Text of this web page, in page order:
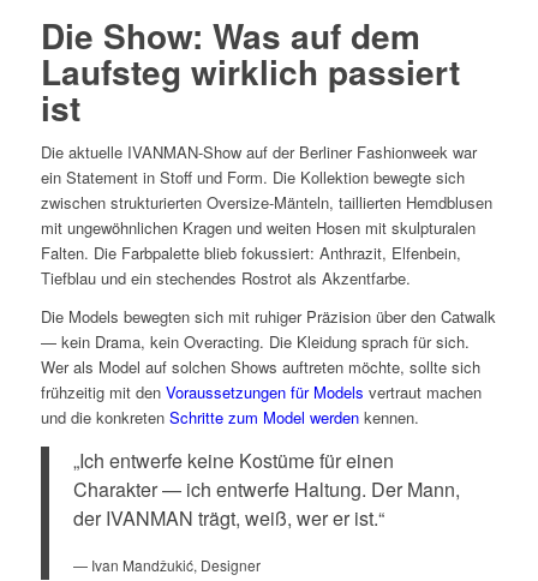
Die Show: Was auf dem
Laufsteg wirklich passiert
ist
Die aktuelle IVANMAN-Show auf der Berliner Fashionweek war
ein Statement in Stoff und Form. Die Kollektion bewegte sich
zwischen strukturierten Oversize-Mänteln, taillierten Hemdblusen
mit ungewöhnlichen Kragen und weiten Hosen mit skulpturalen
Falten. Die Farbpalette blieb fokussiert: Anthrazit, Elfenbein,
Tiefblau und ein stechendes Rostrot als Akzentfarbe.
Die Models bewegten sich mit ruhiger Präzision über den Catwalk
— kein Drama, kein Overacting. Die Kleidung sprach für sich.
Wer als Model auf solchen Shows auftreten möchte, sollte sich
frühzeitig mit den Voraussetzungen für Models vertraut machen
und die konkreten Schritte zum Model werdenkennen.
„Ich entwerfe keine Kostüme für einen
Charakter — ich entwerfe Haltung. Der Mann,
der IVANMAN trägt, weiß, wer er ist.“
— Ivan Mandžukić, Designer